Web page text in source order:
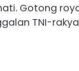
Gotong
TNI-